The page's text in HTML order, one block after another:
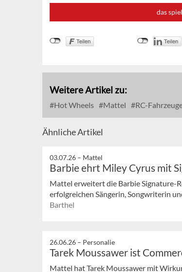
das
Weitere Artikel zu:
Hot Wheels Mattel RC-
Ähnliche Artikel
03.07.26 – Mattel
Barbie ehrt Miley Cyrus mit
Mattel erweitert die Barbie Signature-
erfolgreichen Sängerin, Songwriterin
Barthel
26.06.26 – Personalie
Tarek Moussawer ist
Mattel hat Tarek Moussawer mit